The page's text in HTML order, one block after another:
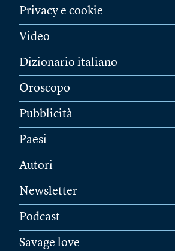
Privacy e cookie
Video
Dizionario italiano
Oroscopo
Pubblicità
Paesi
Autori
Newsletter
Podcast
Savage love